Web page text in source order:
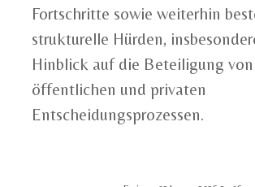
Fortschritte sowie weiterhin
strukturelle Hürden,
Hinblick auf die Beteiligung von
öffentlichen und privaten
Entscheidungsprozessen.